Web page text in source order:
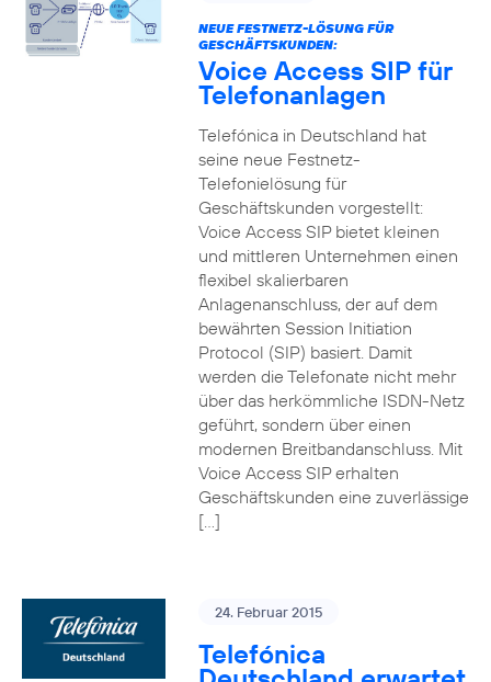
NEUE FESTNETZ-LÖSUNG FÜR
GESCHÄFTSKUNDEN:
Voice Access SIP für
Telefonanlagen
Telefónica in Deutschland hat
seine neue Festnetz-
Telefonielösung für
Geschäftskunden vorgestellt:
Voice Access SIP bietet kleinen
und mittleren Unternehmen einen
flexibel skalierbaren
Anlagenanschluss, der auf dem
bewährten Session Initiation
Protocol (SIP) basiert. Damit
werden die Telefonate nicht mehr
über das herkömmliche ISDN-Netz
geführt, sondern über einen
modernen Breitbandanschluss. Mit
Voice Access SIP erhalten
Geschäftskunden eine zuverlässige
[…]
24. Februar 2015
Telefónica